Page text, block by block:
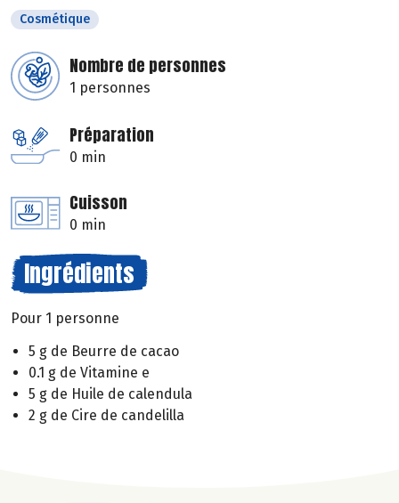
Cosmétique
Nombre de personnes
1 personnes
Préparation
0 min
Cuisson
0 min
Ingrédients
Pour 1 personne
5 g de Beurre de cacao
0.1 g de Vitamine e
5 g de Huile de calendula
2 g de Cire de candelilla